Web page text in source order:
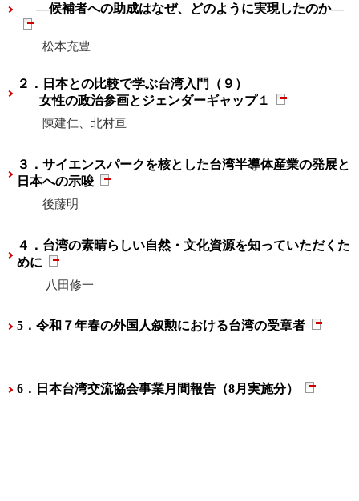
―候補者への助成はなぜ、どのように実現したのか―
松本充豊
２．日本との比較で学ぶ台湾入門（９）
女性の政治参画とジェンダーギャップ１
陳建仁、北村亘
３．サイエンスパークを核とした台湾半導体産業の発展と
日本への示唆
後藤明
４．台湾の素晴らしい自然・文化資源を知っていただくた
めに
八田修一
5．令和７年春の外国人叙勲における台湾の受章者
6．日本台湾交流協会事業月間報告（8月実施分）